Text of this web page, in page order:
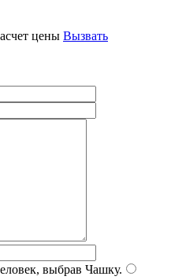
цены Вызвать
выбрав Чашку.